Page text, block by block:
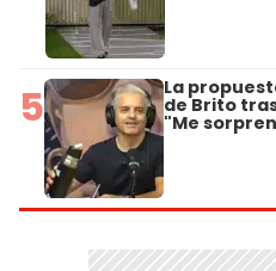
5 La
de Brito
"Me